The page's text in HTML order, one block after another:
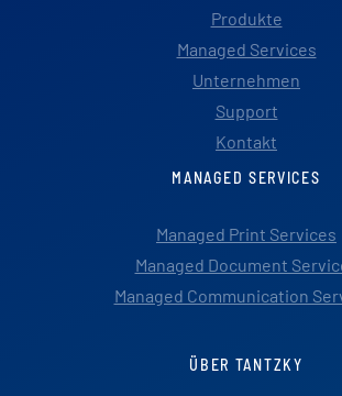
Produkte
Managed Services
Unternehmen
Support
Kontakt
MANAGED SERVICES
Managed Print Services
Managed Document
Managed Communication
ÜBER TANTZKY